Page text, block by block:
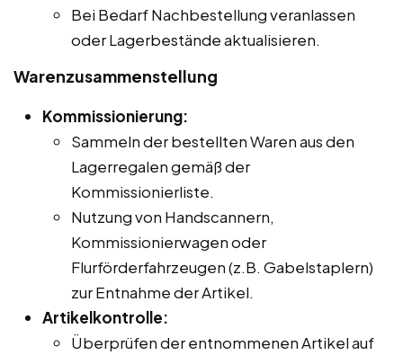
Bei Bedarf Nachbestellung veranlassen
oder Lagerbestände aktualisieren.
Warenzusammenstellung
Kommissionierung:
Sammeln der bestellten Waren aus den
Lagerregalen gemäß der
Kommissionierliste.
Nutzung von Handscannern,
Kommissionierwagen oder
Flurförderfahrzeugen (z.B. Gabelstaplern)
zur Entnahme der Artikel.
Artikelkontrolle:
Überprüfen der entnommenen Artikel auf